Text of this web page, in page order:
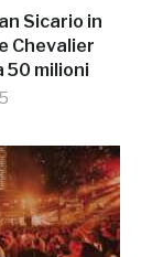
Sicario in
Chevalier
50 milioni